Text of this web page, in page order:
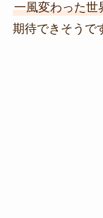
一風変わった世
期待できそうで